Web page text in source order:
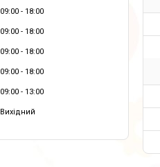
09:00 18:00
09:00 18:00
09:00 18:00
09:00 18:00
09:00 13:00
Вихідний